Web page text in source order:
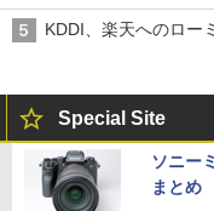
穴と楽天モバイルの
KDDI、楽天へのロー
Special Site
ソニー
まとめ